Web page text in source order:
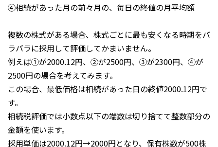
④相続があった月の前々月の、毎日の終値の月平均額
複数の株式がある場合、株式ごとに最も安くなる時期をバ
ラバラに採用して評価してかまいません。
例えば①が2000.12円、②が2500円、③が2300円、④が
2500円の場合を考えてみます。
この場合、最低価格は相続があった日の終値2000.12円で
す。
相続税評価では小数点以下の端数は切り捨てて整数部分の
金額を使います。
採用単価は2000.12円→2000円となり、保有株数が500株